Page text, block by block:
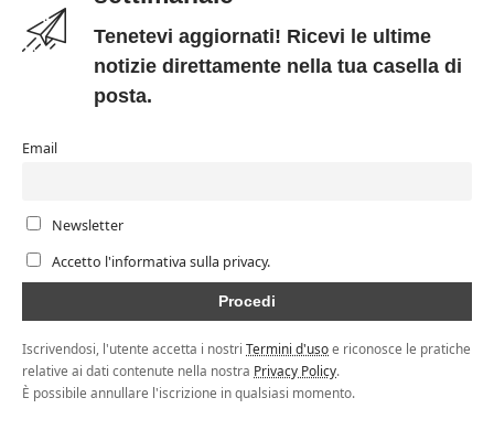
Tenetevi aggiornati! Ricevi le ultime
notizie direttamente nella tua casella di
posta.
Email
Newsletter
Accetto l'informativa sulla privacy.
Iscrivendosi, l'utente accetta i nostri Termini d'usoe riconosce le pratiche
relative ai dati contenute nella nostra Privacy Policy.
È possibile annullare l'iscrizione in qualsiasi momento.